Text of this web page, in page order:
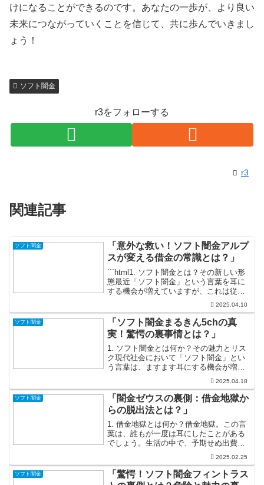
けになることができるのです。あなたの一歩が、より良い
未来につながっていくことを信じて、共に歩んでいきまし
ょう！
ソフト闇金
r3をフォローする
r3
関連記事
ソフト闇金
「意外な救い！ソフト闇金アルプ
スが変える借金の常識とは？」
```html1. ソフト闇金とは？その新しい形
態最近「ソフト闇金」という言葉を耳に
する機会が増えていますが、これは従来
の厳しい印象の闇金とは大きく異なる新
しい形態です。高金利や脅迫まがいの取
り立てから脱却し、より柔軟かつ人道的
なアプローチ...
2025.04.10
ソフト闇金
「ソフト闇金まるきん5chの真
実！驚愕の裏事情とは？」
1. ソフト闇金とは何か？その魅力とリス
ク現代社会において「ソフト闇金」とい
う言葉は、ますます耳にする機会が増え
ています。簡単に言えば、これは正規の
金融機関ではないが、ある種の融資サー
ビスを提供する業者のことを指します。
彼らは、融資を受けた...
2025.04.18
ソフト闇金
「闇金ゼウスの裏側：借金地獄か
らの脱出法とは？」
1. 借金地獄とは何か？借金地獄。この言
葉は、誰もが一度は耳にしたことがある
でしょう。生活の中で、予期せぬ出費や
失業など、さまざまな理由で借金が膨ら
んでしまうことがあります。気づけば、
返済が重荷となり、周囲に相談できずに
孤独を感じることも。...
2025.02.25
ソフト闇金
「驚愕！ソフト闇金フィントラス